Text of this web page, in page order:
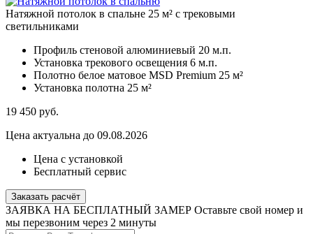
Натяжной потолок в спальне 25 м² с трековыми
светильниками
Профиль стеновой алюминиевый 20 м.п.
Установка трекового освещения 6 м.п.
Полотно белое матовое MSD Premium 25 м²
Установка полотна 25 м²
19 450 руб.
Цена актуальна до 09.08.2026
Цена с установкой
Бесплатный сервис
Заказать расчёт
ЗАЯВКА НА БЕСПЛАТНЫЙ ЗАМЕР Оставьте свой номер и
мы перезвоним через 2 минуты